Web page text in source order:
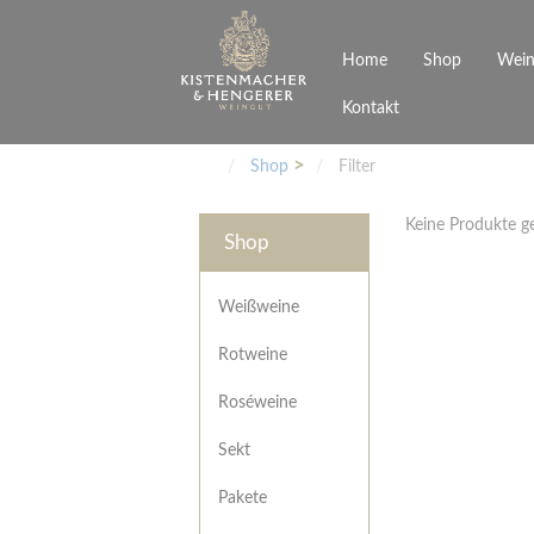
Home Shop
Weißweine
Roséweine
Junges Schwaben
Veranstaltungen
Kontakt
Shop Filter
Shop
Weißweine
Rotweine
Roséweine
Sekt
Pakete
Keine Produkte